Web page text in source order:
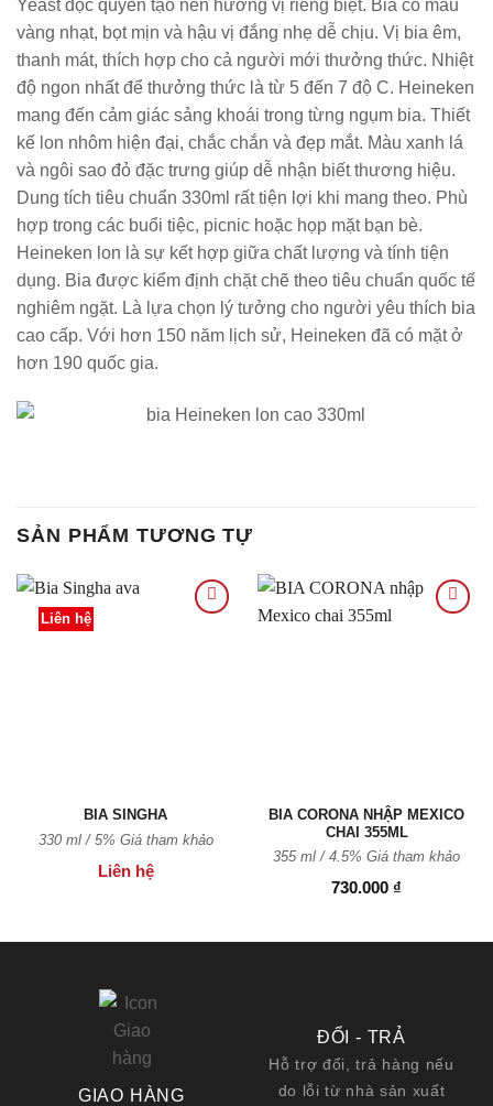
Yeast độc quyền tạo nên hương vị riêng biệt. Bia có màu
vàng nhạt, bọt mịn và hậu vị đắng nhẹ dễ chịu. Vị bia êm,
thanh mát, thích hợp cho cả người mới thưởng thức. Nhiệt
độ ngon nhất để thưởng thức là từ 5 đến 7 độ C. Heineken
mang đến cảm giác sảng khoái trong từng ngụm bia. Thiết
kế lon nhôm hiện đại, chắc chắn và đẹp mắt. Màu xanh lá
và ngôi sao đỏ đặc trưng giúp dễ nhận biết thương hiệu.
Dung tích tiêu chuẩn 330ml rất tiện lợi khi mang theo. Phù
hợp trong các buổi tiệc, picnic hoặc họp mặt bạn bè.
Heineken lon là sự kết hợp giữa chất lượng và tính tiện
dụng. Bia được kiểm định chặt chẽ theo tiêu chuẩn quốc tế
nghiêm ngặt. Là lựa chọn lý tưởng cho người yêu thích bia
cao cấp. Với hơn 150 năm lịch sử, Heineken đã có mặt ở
hơn 190 quốc gia.
SẢN PHẨM TƯƠNG TỰ
Liên hệ
BIA SINGHA
Liên hệ
330 ml / 5% Giá tham khảo
BIA CORONA NHẬP MEXICO
CHAI 355ML
730.000 ₫
355 ml / 4.5% Giá tham khảo
GIAO HÀNG
ĐỔI - TRẢ
Hỗ trợ đổi, trả hàng nếu
do lỗi từ nhà sản xuất